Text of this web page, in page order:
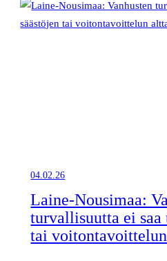
04.02.26
Laine-Nousimaa:
turvallisuutta ei saa
tai